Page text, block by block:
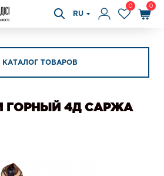
RU
0 0
КАТАЛОГ ТОВАРОВ
ГОРНЫЙ 4Д САРЖА